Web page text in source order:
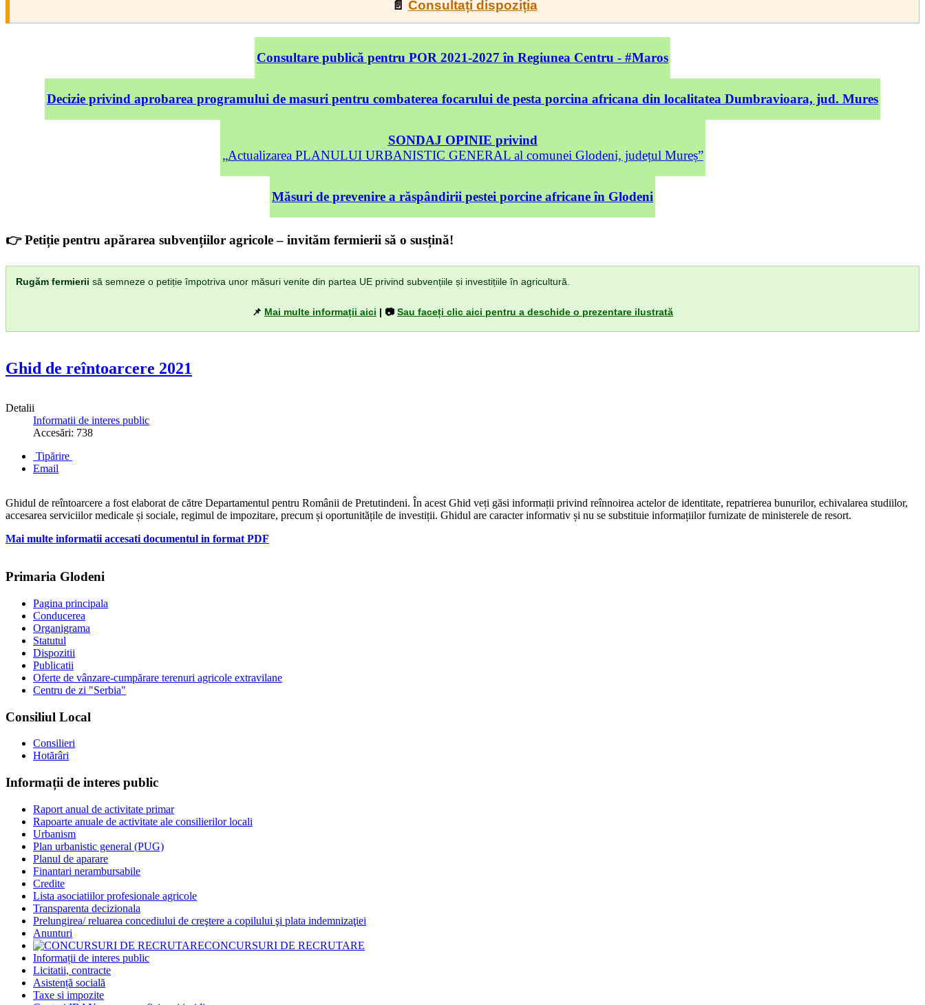
📄 Consultați dispoziția
Consultare publică pentru POR 2021-2027 în Regiunea Centru - #Maros
Decizie privind aprobarea programului de masuri pentru combaterea focarului de pesta porcina africana din localitatea Dumbravioara, jud. Mures
SONDAJ OPINIE privind
„Actualizarea PLANULUI URBANISTIC GENERAL al comunei Glodeni, județul Mureș”
Măsuri de prevenire a răspândirii pestei porcine africane în Glodeni
👉 Petiție pentru apărarea subvențiilor agricole – invităm fermierii să o susțină!
Rugăm fermierii să semneze o petiție împotriva unor măsuri venite din partea UE privind subvențiile și investițiile în agricultură.
📌 Mai multe informații aici | 📷Sau faceți clic aici pentru a deschide o prezentare ilustrată
Ghid de reîntoarcere 2021
Detalii
Informatii de interes public
Accesări: 738
Tipărire
Email
Ghidul de reîntoarcere a fost elaborat de către Departamentul pentru Românii de Pretutindeni. În acest Ghid veți găsi informații privind reînnoirea actelor de identitate, repatrierea bunurilor, echivalarea studiilor,
accesarea serviciilor medicale și sociale, regimul de impozitare, precum și oportunitățile de investiții. Ghidul are caracter informativ și nu se substituie informațiilor furnizate de ministerele de resort.
Mai multe informatii accesati documentul in format PDF
Primaria Glodeni
Pagina principala
Conducerea
Organigrama
Statutul
Dispozitii
Publicatii
Oferte de vânzare-cumpărare terenuri agricole extravilane
Centru de zi "Serbia"
Consiliul Local
Consilieri
Hotărâri
Informații de interes public
Raport anual de activitate primar
Rapoarte anuale de activitate ale consilierilor locali
Urbanism
Plan urbanistic general (PUG)
Planul de aparare
Finantari nerambursabile
Credite
Lista asociatiilor profesionale agricole
Transparenta decizionala
Prelungirea/ reluarea concediului de creştere a copilului şi plata indemnizaţiei
Anunturi
CONCURSURI DE RECRUTARE
Informații de interes public
Licitatii, contracte
Asistență socială
Taxe si impozite